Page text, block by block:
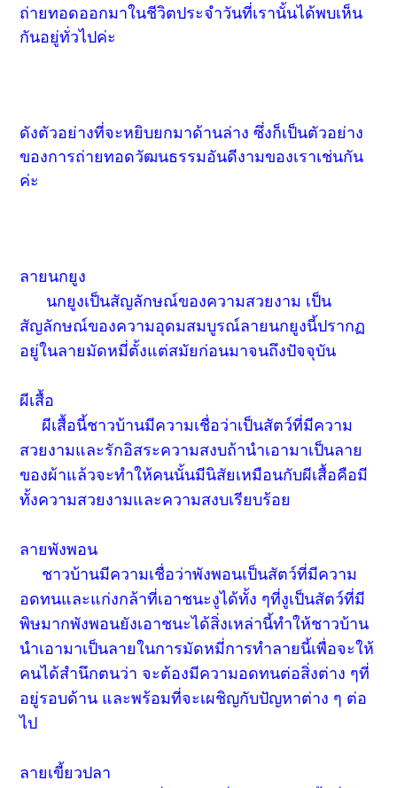
ถ่ายทอดออกมาในชีวิตประจำวันที่เรานั้นได้พบเห็น
กันอยู่ทั่วไปค่ะ
ดังตัวอย่างที่จะหยิบยกมาด้านล่าง ซึ่งก็เป็นตัวอย่าง
ของการถ่ายทอดวัฒนธรรมอันดีงามของเราเช่นกัน
ค่ะ
ลายนกยูง
นกยูงเป็นสัญลักษณ์ของความสวยงาม เป็น
สัญลักษณ์ของความอุดมสมบูรณ์ลายนกยูงนี้ปรากฏ
อยู่ในลายมัดหมี่ตั้งแต่สมัยก่อนมาจนถึงปัจจุบัน
ผีเสื้อ
ผีเสื้อนี้ชาวบ้านมีความเชื่อว่าเป็นสัตว์ที่มีความ
สวยงามและรักอิสระความสงบถ้านำเอามาเป็นลาย
ของผ้าแล้วจะทำให้คนนั้นมีนิสัยเหมือนกับผีเสื้อคือมี
ทั้งความสวยงามและความสงบเรียบร้อย
ลายพังพอน
ชาวบ้านมีความเชื่อว่าพังพอนเป็นสัตว์ที่มีความ
อดทนและแก่งกล้าที่เอาชนะงูได้ทั้ง ๆที่งูเป็นสัตว์ที่มี
พิษมากพังพอนยังเอาชนะได้สิ่งเหล่านี้ทำให้ชาวบ้าน
นำเอามาเป็นลายในการมัดหมี่การทำลายนี้เพื่อจะให้
คนได้สำนึกตนว่า จะต้องมีความอดทนต่อสิ่งต่าง ๆที่
อยู่รอบด้าน และพร้อมที่จะเผชิญกับปัญหาต่าง ๆ ต่อ
ไป
ลายเขี้ยวปลา